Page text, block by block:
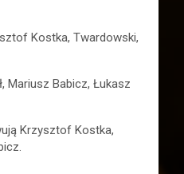
Kostka, Twardowski,
Mariusz Babicz, Łukasz
Krzysztof Kostka,